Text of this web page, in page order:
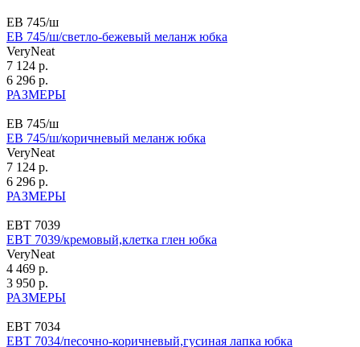
ЕВ 745/ш
ЕВ 745/ш/светло-бежевый меланж юбка
VeryNeat
7 124 р.
6 296 р.
РАЗМЕРЫ
ЕВ 745/ш
ЕВ 745/ш/коричневый меланж юбка
VeryNeat
7 124 р.
6 296 р.
РАЗМЕРЫ
ЕВТ 7039
ЕВТ 7039/кремовый,клетка глен юбка
VeryNeat
4 469 р.
3 950 р.
РАЗМЕРЫ
ЕВТ 7034
ЕВТ 7034/песочно-коричневый,гусиная лапка юбка